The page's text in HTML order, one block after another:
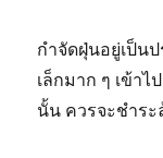
กำจัดฝุ่นอยู่เป็น
เล็กมาก ๆ เข้า
นั้น ควรจะชำระ